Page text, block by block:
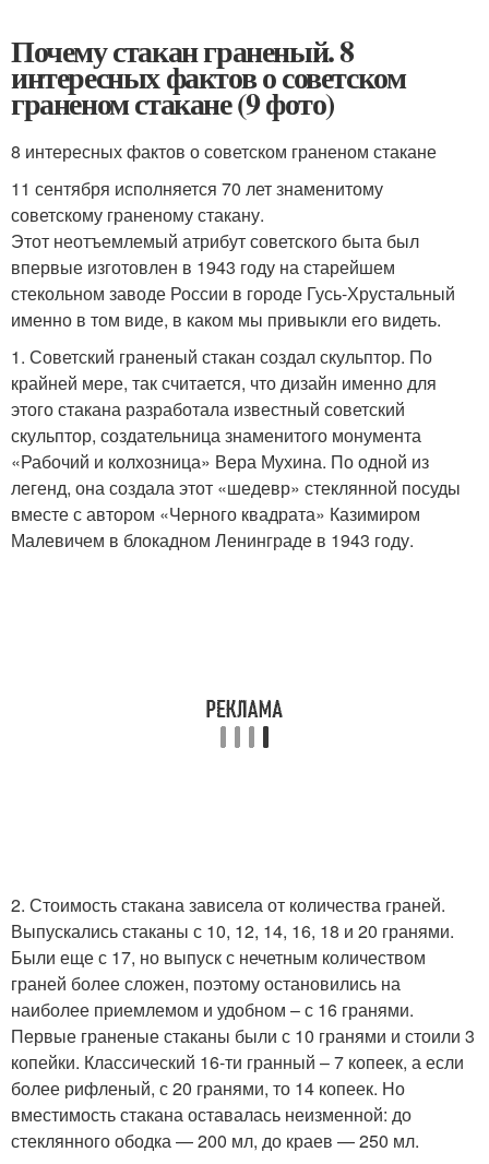
Почему стакан граненый. 8
интересных фактов о советском
граненом стакане (9 фото)
8 интересных фактов о советском граненом стакане
11 сентября исполняется 70 лет знаменитому
советскому граненому стакану.
Этот неотъемлемый атрибут советского быта был
впервые изготовлен в 1943 году на старейшем
стекольном заводе России в городе Гусь-Хрустальный
именно в том виде, в каком мы привыкли его видеть.
1. Советский граненый стакан создал скульптор. По
крайней мере, так считается, что дизайн именно для
этого стакана разработала известный советский
скульптор, создательница знаменитого монумента
«Рабочий и колхозница» Вера Мухина. По одной из
легенд, она создала этот «шедевр» стеклянной посуды
вместе с автором «Черного квадрата» Казимиром
Малевичем в блокадном Ленинграде в 1943 году.
2. Стоимость стакана зависела от количества граней.
Выпускались стаканы с 10, 12, 14, 16, 18 и 20 гранями.
Были еще с 17, но выпуск с нечетным количеством
граней более сложен, поэтому остановились на
наиболее приемлемом и удобном – с 16 гранями.
Первые граненые стаканы были с 10 гранями и стоили 3
копейки. Классический 16-ти гранный – 7 копеек, а если
более рифленый, с 20 гранями, то 14 копеек. Но
вместимость стакана оставалась неизменной: до
стеклянного ободка — 200 мл, до краев — 250 мл.